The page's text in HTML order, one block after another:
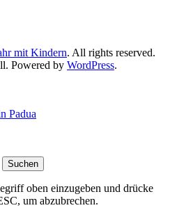
mit Kindern. All rights reserved.
Powered by WordPress.
Padua
oben einzugeben und drücke
um abzubrechen.